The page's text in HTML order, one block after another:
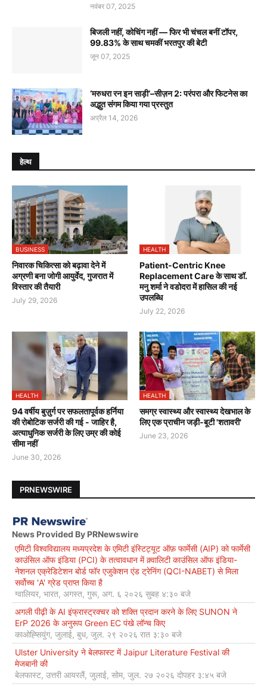
नवंबर 07, 2025
बिजली नहीं, कोचिंग नहीं — फिर भी चंचल बनीं टॉपर,
99.83% के साथ चमकीं भरतपुर की बेटी
जून 07, 2025
‘मरुधरा रन इन साड़ी’–सीज़न 2: परंपरा और फिटनेस का
अद्भुत संगम किया गया प्रस्तुत
अप्रैल 14, 2026
हेल्थ
BUSINESS
निवारक चिकित्सा को बढ़ावा देने में
अग्रणी बना जोगी आयुर्वेद, गुजरात में
विस्तार की तैयारी
July 29, 2026
HEALTH
Patient-Centric Knee
Replacement Care के साथ डॉ.
मनु शर्मा ने वडोदरा में हासिल की नई
उपलब्धि
July 22, 2026
HEALTH
94 वर्षीय बुज़ुर्ग पर सफलतापूर्वक हर्निया
की रोबोटिक सर्जरी की गई - जाहिर है,
अत्याधुनिक सर्जरी के लिए उम्र की कोई
सीमा नहीं
June 30, 2026
HEALTH
समग्र स्वास्थ्य और स्वास्थ्य देखभाल के
लिए एक प्राचीन जड़ी-बूटी 'शतावरी'
June 23, 2026
PRNEWSWIRE
News Provided By PRNewswire
एमिटी विश्वविद्यालय मध्यप्रदेश के एमिटी इंस्टिट्यूट ऑफ़ फार्मेसी (AIP) को फार्मेसी
काउंसिल ऑफ इंडिया (PCI) के तत्वावधान में क़्वालिटी काउंसिल ऑफ इंडिया-
नेशनल एक्रेडिटेशन बोर्ड फॉर एजुकेशन एंड ट्रेनिंग (QCI-NABET) से मिला
सर्वोच्च 'A' ग्रेड प्राप्त किया है
ग्वालियर, भारत, अगस्त, गुरू, अग. ६ २०२६ सुबह ४:३० बजे
अगली पीढ़ी के AI इंफ्रास्ट्रक्चर को शक्ति प्रदान करने के लिए SUNON ने
ErP 2026 के अनुरूप Green EC पंखे लॉन्च किए
काओह्सियुंग, जुलाई, बुध, जुल. २९ २०२६ रात ३:३० बजे
Ulster University ने बेलफास्ट में Jaipur Literature Festival की
मेजबानी की
बेलफास्ट, उत्तरी आयरलैं, जुलाई, सोम, जुल. २७ २०२६ दोपहर ३:४५ बजे